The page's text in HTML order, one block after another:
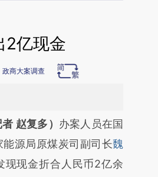
2亿现金
政商大案调查
加这段话：本文由第三方
新文章
ItUdKCbv]
赵复多） 办案人员在国
源局原煤炭司副司长魏
现现金折合人民币2亿余